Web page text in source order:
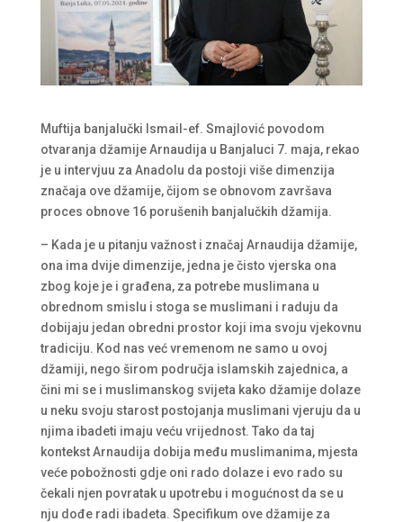
Muftija banjalučki Ismail-ef. Smajlović povodom
otvaranja džamije Arnaudija u Banjaluci 7. maja, rekao
je u intervjuu za Anadolu da postoji više dimenzija
značaja ove džamije, čijom se obnovom završava
proces obnove 16 porušenih banjalučkih džamija.
– Kada je u pitanju važnost i značaj Arnaudija džamije,
ona ima dvije dimenzije, jedna je čisto vjerska ona
zbog koje je i građena, za potrebe muslimana u
obrednom smislu i stoga se muslimani i raduju da
dobijaju jedan obredni prostor koji ima svoju vjekovnu
tradiciju. Kod nas već vremenom ne samo u ovoj
džamiji, nego širom područja islamskih zajednica, a
čini mi se i muslimanskog svijeta kako džamije dolaze
u neku svoju starost postojanja muslimani vjeruju da u
njima ibadeti imaju veću vrijednost. Tako da taj
kontekst Arnaudija dobija među muslimanima, mjesta
veće pobožnosti gdje oni rado dolaze i evo rado su
čekali njen povratak u upotrebu i mogućnost da se u
nju dođe radi ibadeta. Specifikum ove džamije za